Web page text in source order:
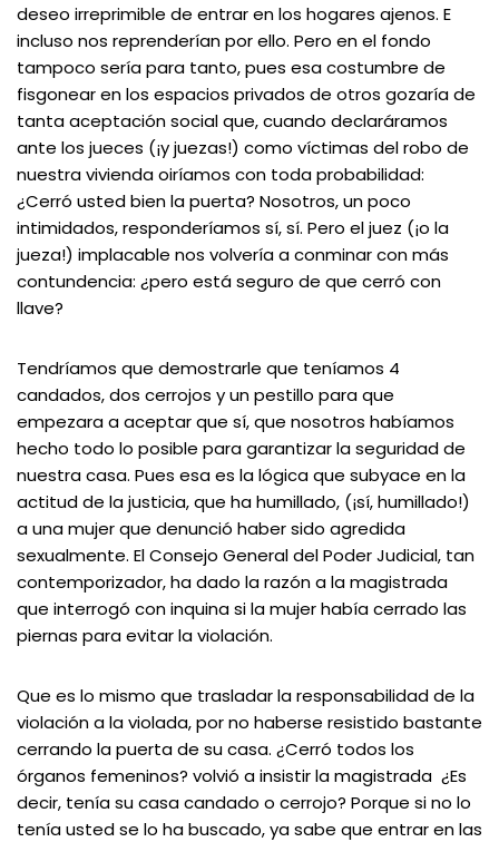
deseo irreprimible de entrar en los hogares ajenos. E
incluso nos reprenderían por ello. Pero en el fondo
tampoco sería para tanto, pues esa costumbre de
fisgonear en los espacios privados de otros gozaría de
tanta aceptación social que, cuando declaráramos
ante los jueces (¡y juezas!) como víctimas del robo de
nuestra vivienda oiríamos con toda probabilidad:
¿Cerró usted bien la puerta? Nosotros, un poco
intimidados, responderíamos sí, sí. Pero el juez (¡o la
jueza!) implacable nos volvería a conminar con más
contundencia: ¿pero está seguro de que cerró con
llave?
Tendríamos que demostrarle que teníamos 4
candados, dos cerrojos y un pestillo para que
empezara a aceptar que sí, que nosotros habíamos
hecho todo lo posible para garantizar la seguridad de
nuestra casa. Pues esa es la lógica que subyace en la
actitud de la justicia, que ha humillado, (¡sí, humillado!)
a una mujer que denunció haber sido agredida
sexualmente. El Consejo General del Poder Judicial, tan
contemporizador, ha dado la razón a la magistrada
que interrogó con inquina si la mujer había cerrado las
piernas para evitar la violación.
Que es lo mismo que trasladar la responsabilidad de la
violación a la violada, por no haberse resistido bastante
cerrando la puerta de su casa. ¿Cerró todos los
órganos femeninos? volvió a insistir la magistrada ¿Es
decir, tenía su casa candado o cerrojo? Porque si no lo
tenía usted se lo ha buscado, ya sabe que entrar en las